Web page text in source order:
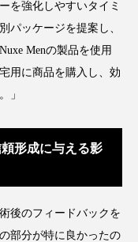
を強化しやすいタイミ
パッケージを提案し、
Menの製品を使用
用に商品を購入し、効
」
形成に与える影
後のフィードバックを
部分が特に良かったの